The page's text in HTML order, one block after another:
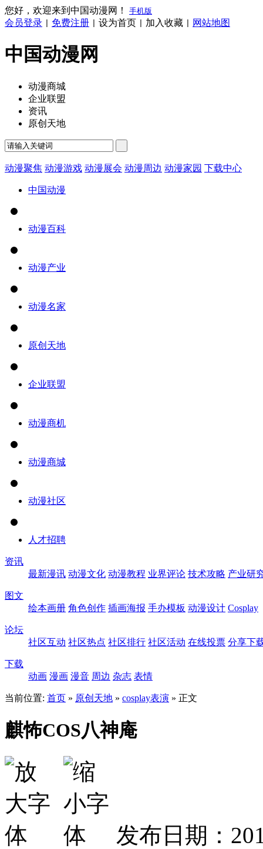
您好，欢迎来到中国动漫网！ 手机版
会员登录 免费注册 设为首页 加入收藏 网站地图
中国动漫网
动漫商城
企业联盟
资讯
原创天地
动漫聚焦 动漫游戏 动漫展会 动漫周边 动漫家园 下载中心
中国动漫
动漫百科
动漫产业
动漫名家
原创天地
企业联盟
动漫商机
动漫商城
动漫社区
人才招聘
资讯
最新漫讯 动漫文化 动漫教程 业界评论 技术攻略 产业研
图文
绘本画册 角色创作 插画海报 手办模板 动漫设计 Cosplay
论坛
社区互动 社区热点 社区排行 社区活动 在线投票 分享下
下载
动画 漫画 漫音 周边 杂志 表情
当前位置: 首页 » 原创天地 » cosplay表演 » 正文
麒怖COS八神庵
发布日期：